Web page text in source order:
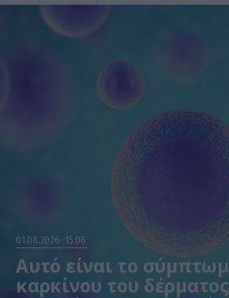
01.08.2026 15:06
Αυτό είναι το
καρκίνου του